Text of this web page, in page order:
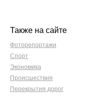
Также на сайте
Фоторепортажи
Спорт
Экономика
Происшествия
Перекрытия дорог